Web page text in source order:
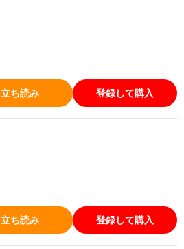
立ち読み 登録して購入
立ち読み 登録して購入